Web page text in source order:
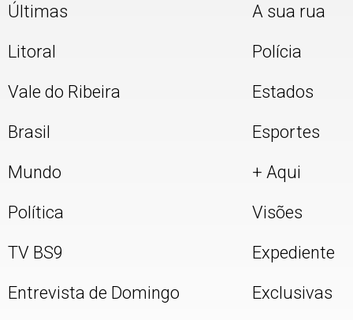
Últimas
Litoral
Vale do Ribeira
Brasil
Mundo
Política
TV BS9
Entrevista de Domingo
A sua rua
Polícia
Estados
Esportes
+ Aqui
Visões
Expediente
Exclusivas